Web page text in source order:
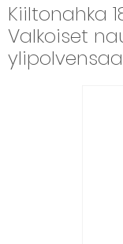
Kiiltonahka
Valkoiset